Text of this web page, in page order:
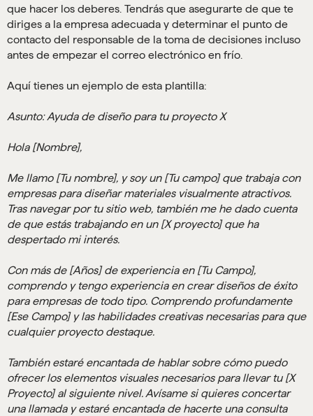
que hacer los deberes. Tendrás que asegurarte de que te
diriges a la empresa adecuada y determinar el punto de
contacto del responsable de la toma de decisiones incluso
antes de empezar el correo electrónico en frío.
Aquí tienes un ejemplo de esta plantilla:
Asunto: Ayuda de diseño para tu proyecto X
Hola [Nombre],
Me llamo [Tu nombre], y soy un [Tu campo] que trabaja con
empresas para diseñar materiales visualmente atractivos.
Tras navegar por tu sitio web, también me he dado cuenta
de que estás trabajando en un [X proyecto] que ha
despertado mi interés.
Con más de [Años] de experiencia en [Tu Campo],
comprendo y tengo experiencia en crear diseños de éxito
para empresas de todo tipo. Comprendo profundamente
[Ese Campo] y las habilidades creativas necesarias para que
cualquier proyecto destaque.
También estaré encantada de hablar sobre cómo puedo
ofrecer los elementos visuales necesarios para llevar tu [X
Proyecto] al siguiente nivel. Avísame si quieres concertar
una llamada y estaré encantada de hacerte una consulta